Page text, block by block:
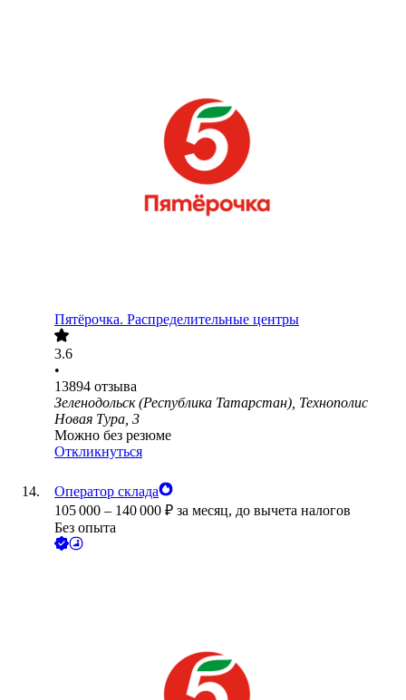
Пятёрочка. Распределительные центры
3.6
•
13894 отзыва
Зеленодольск (Республика Татарстан), Технополис
Новая Тура, 3
Можно без резюме
Откликнуться
Оператор склада
105 000 – 140 000 ₽ за месяц, до вычета налогов
Без опыта